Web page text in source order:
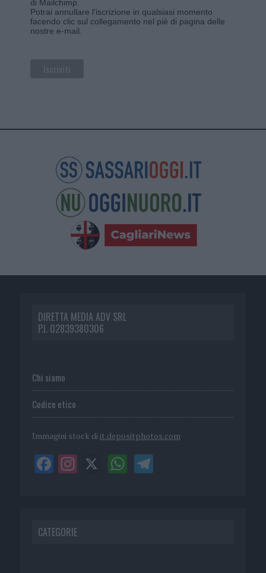
di Mailchimp
Potrai annullare l'iscrizione in qualsiasi momento
facendo clic sul collegamento nel piè di pagina delle
nostre e-mail.
DIRETTA MEDIA ADV SRL
P.I. 02839380306
Chi siamo
Codice etico
Immagini stock di it.depositphotos.com
CATEGORIE